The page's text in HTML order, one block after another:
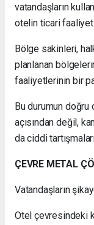
vatandaşların
otelin ticari
Bölge sakinleri,
planlanan
faaliyetlerinin bir
Bu durumun doğru
açısından değil,
da ciddi
ÇEVRE METAL
Vatandaşların
Otel çevresindeki